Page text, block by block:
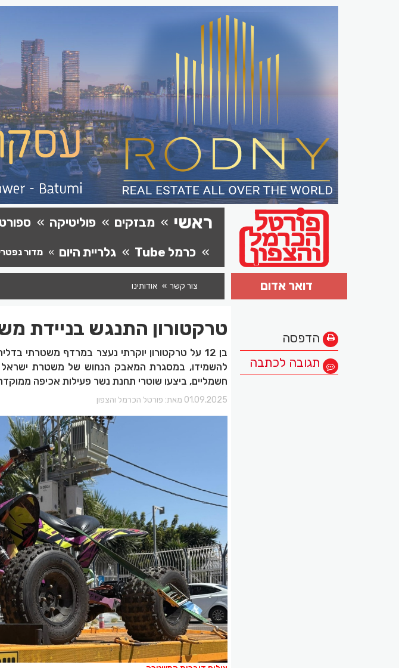
ראשי מבזקים פוליטיקה ספורט
כרמל Tube
גלריית היום מדור
צור קשר אודותינו דואר אדום
הדפסה
תגובה לכתבה
טרקטורון התנגש בניידת
בן 12 על טרקטורון יוקרתי נעצר במרדף משטרתי
להשמידו, במסגרת המאבק הנחוש של משטרת ישראל
חשמליים, ביצעו שוטרי תחנת נשר פעילות אכיפה
01.09.2025 מאת: פורטל הכרמל והצפון